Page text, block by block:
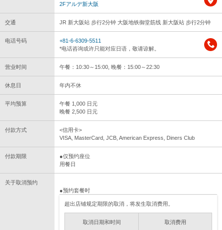
2Fアルデ新大阪
交通 JR 新大阪站 步行2分钟 大阪地铁御堂筋线 新大阪站 步行2分钟
电话号码
+81-6-6309-5511
*电话咨询或许只能对应日语，敬请谅解。
营业时间 午餐：10:30～15:00, 晚餐：15:00～22:30
休息日 年内不休
平均预算
午餐 1,000 日元
晚餐 2,500 日元
付款方式
<信用卡>
VISA, MasterCard, JCB, American Express, Diners Club
付款期限
●仅预约座位
用餐日
关于取消预约
●预约套餐时
超出店铺规定期限的取消，将发生取消费用。
取消日期和时间 取消费用